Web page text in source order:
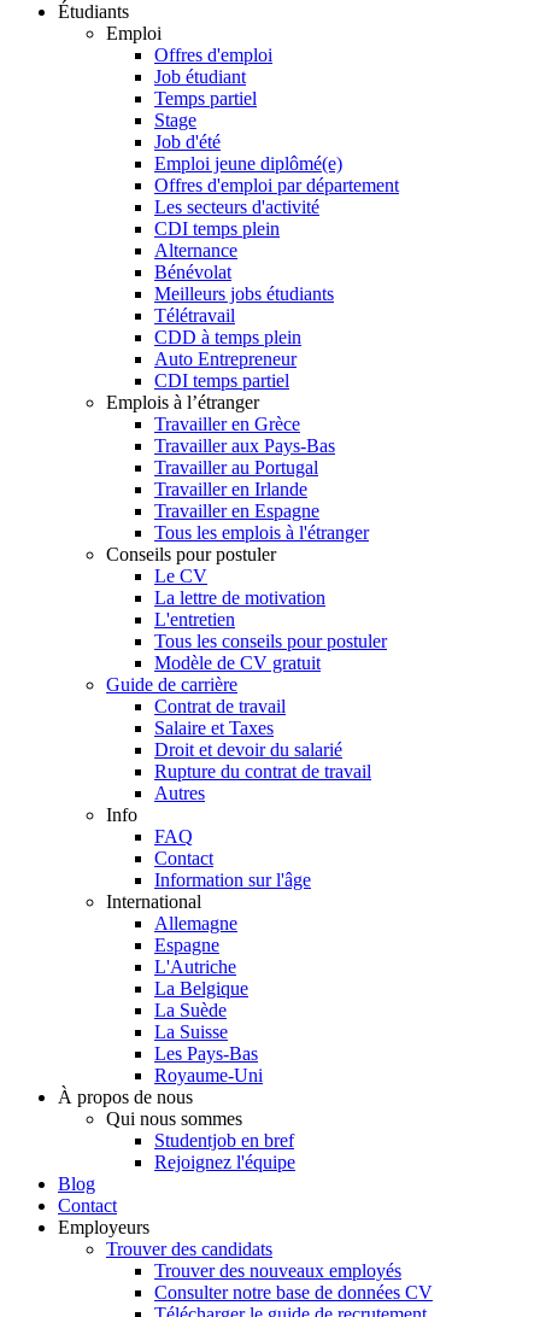
Étudiants
Emploi
Offres d'emploi
Job étudiant
Temps partiel
Stage
Job d'été
Emploi jeune diplômé(e)
Offres d'emploi par département
Les secteurs d'activité
CDI temps plein
Alternance
Bénévolat
Meilleurs jobs étudiants
Télétravail
CDD à temps plein
Auto Entrepreneur
CDI temps partiel
Emplois à l’étranger
Travailler en Grèce
Travailler aux Pays-Bas
Travailler au Portugal
Travailler en Irlande
Travailler en Espagne
Tous les emplois à l'étranger
Conseils pour postuler
Le CV
La lettre de motivation
L'entretien
Tous les conseils pour postuler
Modèle de CV gratuit
Guide de carrière
Contrat de travail
Salaire et Taxes
Droit et devoir du salarié
Rupture du contrat de travail
Autres
Info
FAQ
Contact
Information sur l'âge
International
Allemagne
Espagne
L'Autriche
La Belgique
La Suède
La Suisse
Les Pays-Bas
Royaume-Uni
À propos de nous
Qui nous sommes
Studentjob en bref
Rejoignez l'équipe
Blog
Contact
Employeurs
Trouver des candidats
Trouver des nouveaux employés
Consulter notre base de données CV